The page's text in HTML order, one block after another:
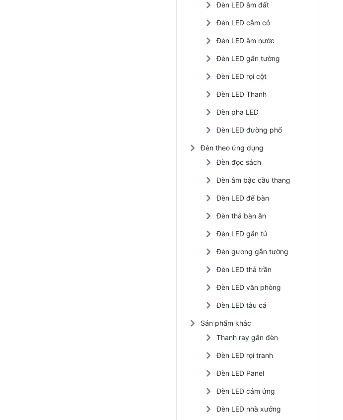
Đèn LED âm đất
Đèn LED cắm cỏ
Đèn LED âm nước
Đèn LED gắn tường
Đèn LED rọi cột
Đèn LED Thanh
Đèn pha LED
Đèn LED đường phố
Đèn theo ứng dụng
Đèn đọc sách
Đèn âm bậc cầu thang
Đèn LED để bàn
Đèn thả bàn ăn
Đèn LED gắn tủ
Đèn gương gắn tường
Đèn LED thả trần
Đèn LED văn phòng
Đèn LED tàu cá
Sản phẩm khác
Thanh ray gắn đèn
Đèn LED rọi tranh
Đèn LED Panel
Đèn LED cảm ứng
Đèn LED nhà xưởng